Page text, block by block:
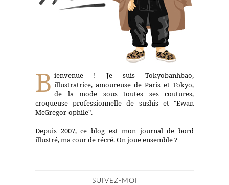
B ienvenue ! Je suis Tokyobanhbao,
illustratrice, amoureuse de Paris et Tokyo,
de la mode sous toutes ses coutures,
croqueuse professionnelle de sushis et "Ewan
McGregor-ophile".
Depuis 2007, ce blog est mon journal de bord
illustré, ma cour de récré. On joue ensemble ?
SUIVEZ-MOI